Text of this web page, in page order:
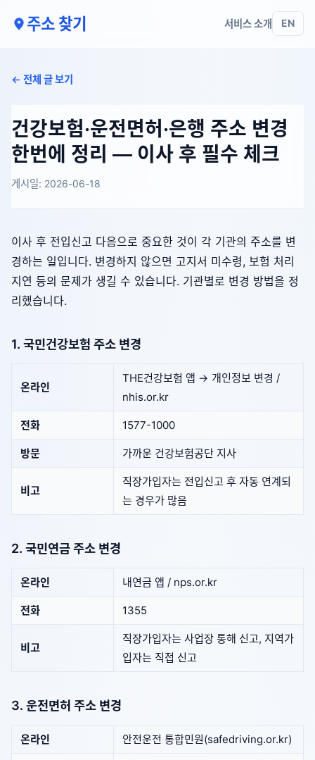
주소 찾기 서비스 소개 EN
← 전체 글 보기
건강보험·운전면허·은행 주소 변경
한번에 정리 — 이사 후 필수 체크
게시일: 2026-06-18
이사 후 전입신고 다음으로 중요한 것이 각 기관의 주소를 변
경하는 일입니다. 변경하지 않으면 고지서 미수령, 보험 처리
지연 등의 문제가 생길 수 있습니다. 기관별로 변경 방법을 정
리했습니다.
1. 국민건강보험 주소 변경
온라인
THE건강보험 앱 → 개인정보 변경 /
nhis.or.kr
전화 1577-1000
방문 가까운 건강보험공단 지사
비고
직장가입자는 전입신고 후 자동 연계되
는 경우가 많음
2. 국민연금 주소 변경
온라인 내연금 앱 / nps.or.kr
전화 1355
비고
직장가입자는 사업장 통해 신고, 지역가
입자는 직접 신고
3. 운전면허 주소 변경
온라인 안전운전 통합민원(safedriving.or.kr)